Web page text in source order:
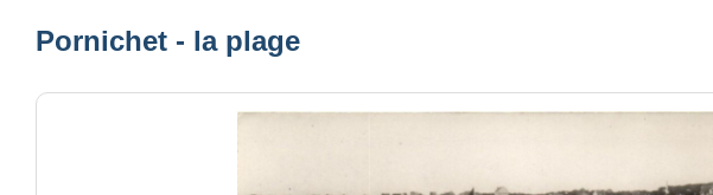
Pornichet - la plage